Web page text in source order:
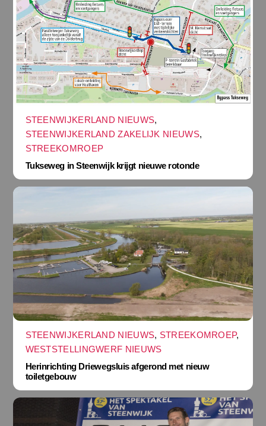
STEENWIJKERLAND NIEUWS,
STEENWIJKERLAND ZAKELIJK NIEUWS,
STREEKOMROEP
Tukseweg in Steenwijk krijgt nieuwe rotonde
STEENWIJKERLAND NIEUWS, STREEKOMROEP,
WESTSTELLINGWERF NIEUWS
Herinrichting Driewegsluis afgerond met nieuw
toiletgebouw